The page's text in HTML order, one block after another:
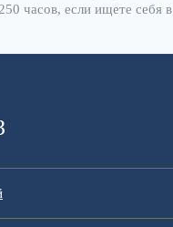
часов, если ищете себя